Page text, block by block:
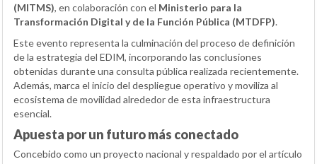
(MITMS), en colaboración con el Ministerio para la
Transformación Digital y de la Función Pública (MTDFP).
Este evento representa la culminación del proceso de definición
de la estrategia del EDIM, incorporando las conclusiones
obtenidas durante una consulta pública realizada recientemente.
Además, marca el inicio del despliegue operativo y moviliza al
ecosistema de movilidad alrededor de esta infraestructura
esencial.
Apuesta por un futuro más conectado
Concebido como un proyecto nacional y respaldado por el artículo